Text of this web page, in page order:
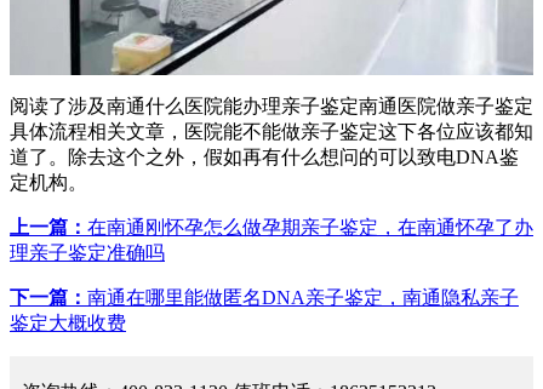
阅读了涉及南通什么医院能办理亲子鉴定南通医院做亲子鉴定
具体流程相关文章，医院能不能做亲子鉴定这下各位应该都知
道了。除去这个之外，假如再有什么想问的可以致电DNA鉴
定机构。
上一篇： 在南通刚怀孕怎么做孕期亲子鉴定，在南通怀孕了办
理亲子鉴定准确吗
下一篇： 南通在哪里能做匿名DNA亲子鉴定，南通隐私亲子
鉴定大概收费